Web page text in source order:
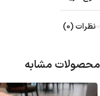
نظرات (0)
محصولات مشابه